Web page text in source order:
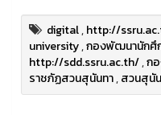
digital,http://
university,กองพัฒนานักศึ
http://sdd.ssru.ac.th/,ก
ราชภัฏสวนสุนันทา,สวนสุนั